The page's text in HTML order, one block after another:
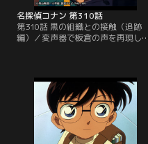
名探偵コナン 第310話
第310話 黒の組織との接触（追跡
編）／変声器で板倉の声を再現しウ
今のところ、ニュースは宝石強盗犯
逃亡の情報だけしか扱っていない。
東京に戻る途中、阿笠博士の車のタ
イヤがパンクし、コナンと阿笠博士
は通りかかった車に乗せてもらうこ
とになるが…。